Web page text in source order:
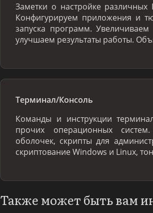
Заметки о настройке различных
Конфигурируем приложения и
запуска программ.
улучшаем результаты работы.
Терминал/Консоль
Команды и инструкции
прочих операционных
оболочек, скрипты для
скриптование Windows и Linux,
Также может быть вам